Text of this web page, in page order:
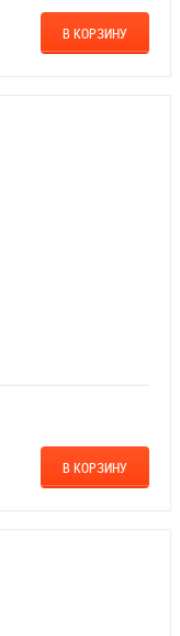
В КОРЗИНУ
В КОРЗИНУ